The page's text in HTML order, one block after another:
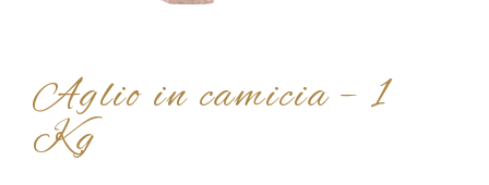
Aglio in camicia – 1
Kg